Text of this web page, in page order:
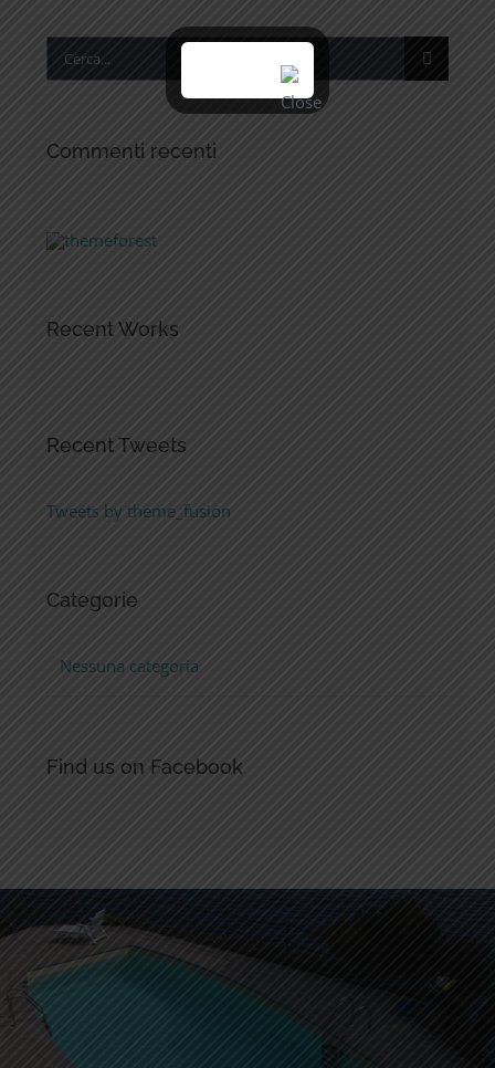
Cerca
Commenti recenti
Recent Works
Recent Tweets
Tweets by theme_fusion
Categorie
Nessuna categoria
Find us on Facebook